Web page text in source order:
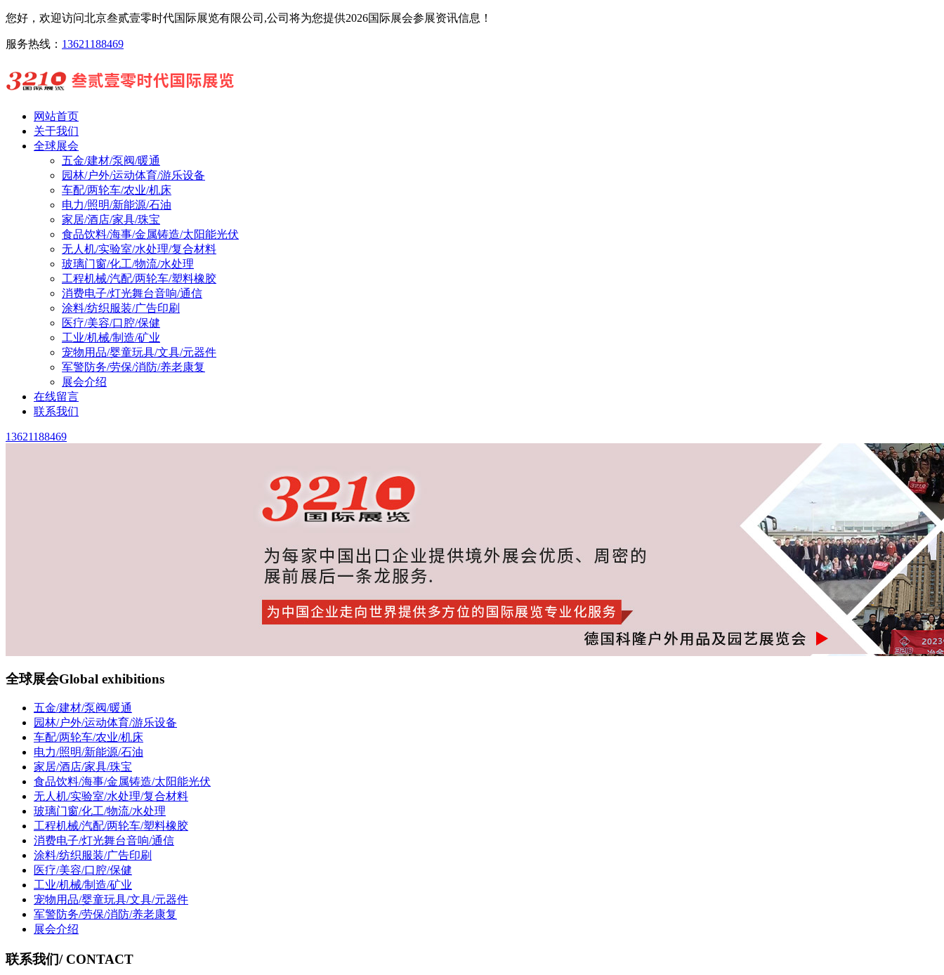
您好，欢迎访问北京叁贰壹零时代国际展览有限公司,公司将为您提供2026国际展会参展资讯信息！
服务热线： 13621188469
网站首页
关于我们
全球展会
五金/建材/泵阀/暖通
园林/户外/运动体育/游乐设备
车配/两轮车/农业/机床
电力/照明/新能源/石油
家居/酒店/家具/珠宝
食品饮料/海事/金属铸造/太阳能光伏
无人机/实验室/水处理/复合材料
玻璃门窗/化工/物流/水处理
工程机械/汽配/两轮车/塑料橡胶
消费电子/灯光舞台音响/通信
涂料/纺织服装/广告印刷
医疗/美容/口腔/保健
工业/机械/制造/矿业
宠物用品/婴童玩具/文具/元器件
军警防务/劳保/消防/养老康复
展会介绍
在线留言
联系我们
13621188469
全球展会Global exhibitions
五金/建材/泵阀/暖通
园林/户外/运动体育/游乐设备
车配/两轮车/农业/机床
电力/照明/新能源/石油
家居/酒店/家具/珠宝
食品饮料/海事/金属铸造/太阳能光伏
无人机/实验室/水处理/复合材料
玻璃门窗/化工/物流/水处理
工程机械/汽配/两轮车/塑料橡胶
消费电子/灯光舞台音响/通信
涂料/纺织服装/广告印刷
医疗/美容/口腔/保健
工业/机械/制造/矿业
宠物用品/婴童玩具/文具/元器件
军警防务/劳保/消防/养老康复
展会介绍
联系我们/ CONTACT